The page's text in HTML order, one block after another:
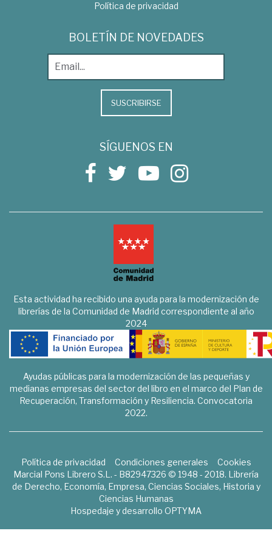
Política de privacidad
BOLETÍN DE NOVEDADES
SUSCRIBIRSE
SÍGUENOS EN
Esta actividad ha recibido una ayuda para la modernización de
librerías de la Comunidad de Madrid correspondiente al año
2024
Ayudas públicas para la modernización de las pequeñas y
medianas empresas del sector del libro en el marco del Plan de
Recuperación, Transformación y Resiliencia. Convocatoria
2022.
Política de privacidad Condiciones generales
Cookies
Marcial Pons Librero S.L. - B82947326 © 1948 - 2018. Librería
de Derecho, Economía, Empresa, Ciencias Sociales, Historia y
Ciencias Humanas
Hospedaje y desarrollo OPTYMA